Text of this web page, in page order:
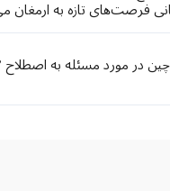
فرصت‌های تازه‌ به ارمغان
در مورد مسئله به